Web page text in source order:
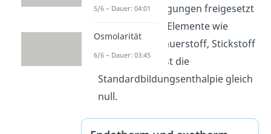
Standardbedingungen freigesetzt
wird. Für reine Elemente wie
Wasserstoff, Sauerstoff, Stickstoff
und Schwefel ist die
Standardbildungsenthalpie gleich
null.
5/6 – Dauer: 04:01
Osmolarität
6/6 – Dauer: 03:45